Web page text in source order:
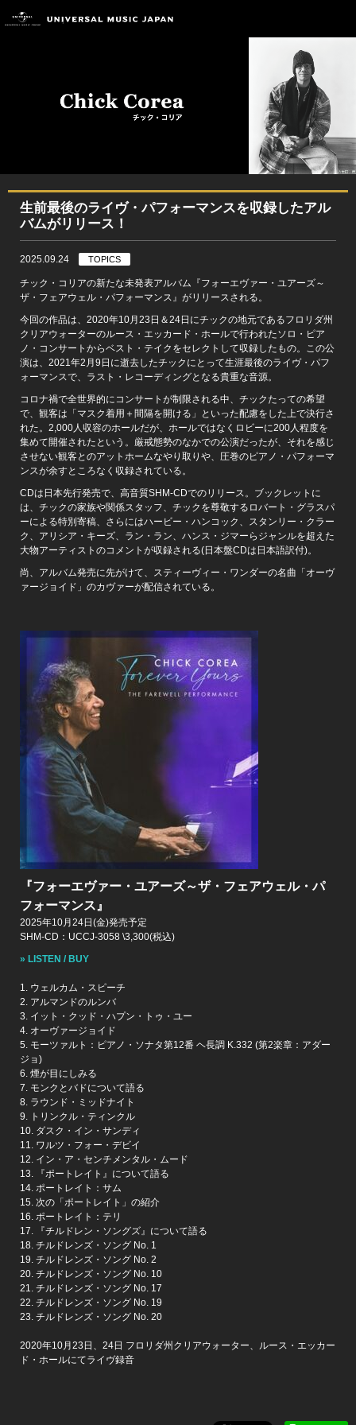
生前最後のライヴ・パフォーマンスを収録したアル
バムがリリース！
2025.09.24 TOPICS
チック・コリアの新たな未発表アルバム『フォーエヴァー・ユアーズ～
ザ・フェアウェル・パフォーマンス』がリリースされる。
今回の作品は、2020年10月23日＆24日にチックの地元であるフロリダ州
クリアウォーターのルース・エッカード・ホールで行われたソロ・ピア
ノ・コンサートからベスト・テイクをセレクトして収録したもの。この公
演は、2021年2月9日に逝去したチックにとって生涯最後のライヴ・パフ
ォーマンスで、ラスト・レコーディングとなる貴重な音源。
コロナ禍で全世界的にコンサートが制限される中、チックたっての希望
で、観客は「マスク着用＋間隔を開ける」といった配慮をした上で決行さ
れた。2,000人収容のホールだが、ホールではなくロビーに200人程度を
集めて開催されたという。厳戒態勢のなかでの公演だったが、それを感じ
させない観客とのアットホームなやり取りや、圧巻のピアノ・パフォーマ
ンスが余すところなく収録されている。
CDは日本先行発売で、高音質SHM-CDでのリリース。ブックレットに
は、チックの家族や関係スタッフ、チックを尊敬するロバート・グラスパ
ーによる特別寄稿、さらにはハービー・ハンコック、スタンリー・クラー
ク、アリシア・キーズ、ラン・ラン、ハンス・ジマーらジャンルを超えた
大物アーティストのコメントが収録される(日本盤CDは日本語訳付)。
尚、アルバム発売に先がけて、スティーヴィー・ワンダーの名曲「オーヴ
ァージョイド」のカヴァーが配信されている。
『フォーエヴァー・ユアーズ～ザ・フェアウェル・パ
フォーマンス』
2025年10月24日(金)発売予定
SHM-CD：UCCJ-3058 \3,300(税込)
» LISTEN / BUY
1. ウェルカム・スピーチ
2. アルマンドのルンバ
3. イット・クッド・ハプン・トゥ・ユー
4. オーヴァージョイド
5. モーツァルト：ピアノ・ソナタ第12番 ヘ長調 K.332 (第2楽章：アダー
ジョ)
6. 煙が目にしみる
7. モンクとバドについて語る
8. ラウンド・ミッドナイト
9. トリンクル・ティンクル
10. ダスク・イン・サンディ
11. ワルツ・フォー・デビイ
12. イン・ア・センチメンタル・ムード
13. 『ポートレイト』について語る
14. ポートレイト：サム
15. 次の「ポートレイト」の紹介
16. ポートレイト：テリ
17. 『チルドレン・ソングズ』について語る
18. チルドレンズ・ソング No. 1
19. チルドレンズ・ソング No. 2
20. チルドレンズ・ソング No. 10
21. チルドレンズ・ソング No. 17
22. チルドレンズ・ソング No. 19
23. チルドレンズ・ソング No. 20
2020年10月23日、24日 フロリダ州クリアウォーター、ルース・エッカー
ド・ホールにてライヴ録音